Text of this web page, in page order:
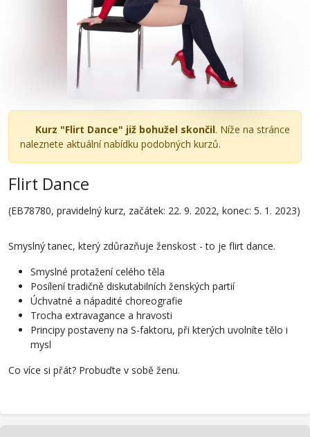
Kurz "Flirt Dance" již bohužel skončil. Níže na stránce
naleznete aktuální nabídku podobných kurzů.
Flirt Dance
(EB78780, pravidelný kurz, začátek: 22. 9. 2022, konec: 5. 1. 2023)
Smyslný tanec, který zdůrazňuje ženskost - to je flirt dance.
Smyslné protažení celého těla
Posílení tradičně diskutabilních ženských partií
Úchvatné a nápadité choreografie
Trocha extravagance a hravosti
Principy postaveny na S-faktoru, při kterých uvolníte tělo i
mysl
Co více si přát? Probuďte v sobě ženu.